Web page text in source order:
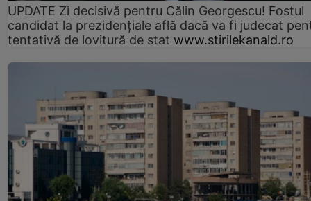
UPDATE Zi decisivă pentru Călin Georgescu! Fostul
candidat la prezidențiale află dacă va fi judecat
tentativă de lovitură de stat www.stirilekanald.ro